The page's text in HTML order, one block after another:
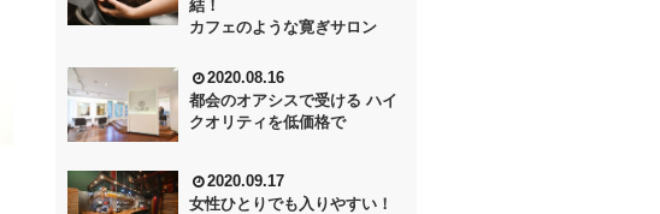
結！
カフェのような寛ぎサロン
2020.08.16
都会のオアシスで受ける ハイ
クオリティを低価格で
2020.09.17
女性ひとりでも入りやすい！